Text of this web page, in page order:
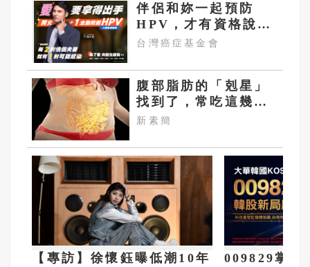
伴侶和妳一起預防
HPV，才有資格說愛
妳！
台灣癌症基金會
腹部脂肪的「剋星」
找到了，常吃這幾
物，吃走大肚囊，瘦
新素簡
【專訪】徐懷鈺曝低潮10年
009829掌